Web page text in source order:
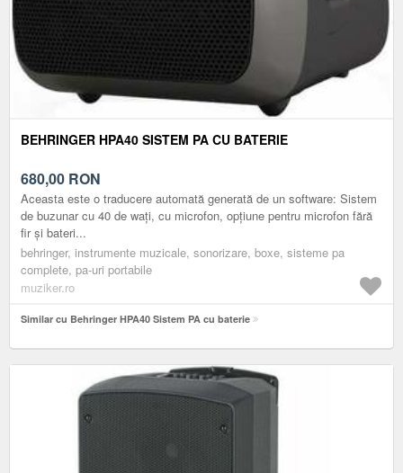
BEHRINGER HPA40 SISTEM PA CU BATERIE
680,00 RON
Aceasta este o traducere automată generată de un software: Sistem
de buzunar cu 40 de wați, cu microfon, opțiune pentru microfon fără
fir și bateri...
behringer, instrumente muzicale, sonorizare, boxe, sisteme pa
complete, pa-uri portabile
muziker.ro
Similar cu Behringer HPA40 Sistem PA cu baterie